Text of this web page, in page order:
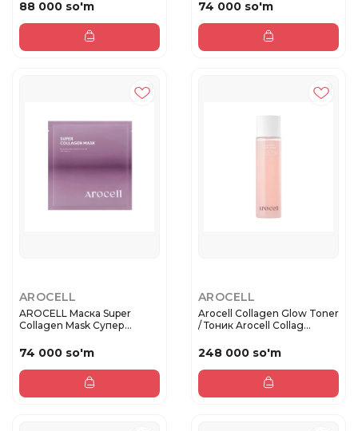
88 000 so'm 74 000 so'm
AROCELL
AROCELL Маска Super
Collagen Mask Супер
74 000 so'm
AROCELL
Arocell Collagen Glow Toner
/ Тоник Arocell Collag...
248 000 so'm